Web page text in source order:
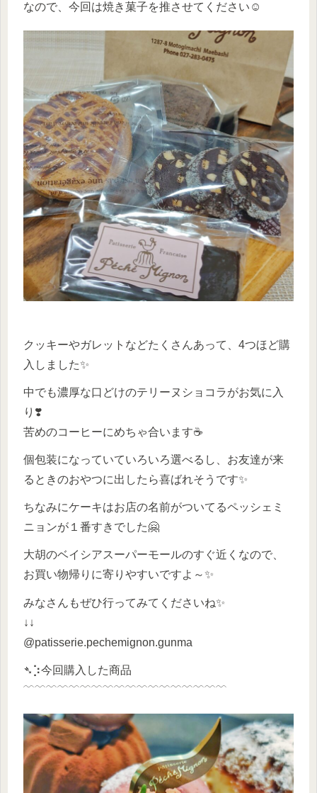
なので、今回は焼き菓子を推させてください☺️
クッキーやガレットなどたくさんあって、4つほど購
入しました✨
中でも濃厚な口どけのテリーヌショコラがお気に入
り❣️
苦めのコーヒーにめちゃ合います☕
個包装になっていていろいろ選べるし、お友達が来
るときのおやつに出したら喜ばれそうです✨
ちなみにケーキはお店の名前がついてるペッシェミ
ニョンが１番すきでした🤗
大胡のベイシアスーパーモールのすぐ近くなので、
お買い物帰りに寄りやすいですよ～✨
みなさんもぜひ行ってみてくださいね✨
↓↓
@patisserie.pechemignon.gunma
➴⡱今回購入した商品
﹋﹋﹋﹋﹋﹋﹋﹋﹋﹋﹋﹋﹋﹋﹋﹋﹋﹋